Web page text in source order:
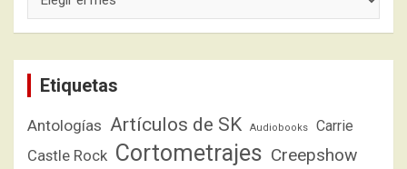
Etiquetas
Antologías Artículos de SK Audiobooks Carrie
Castle Rock Cortometrajes Creepshow